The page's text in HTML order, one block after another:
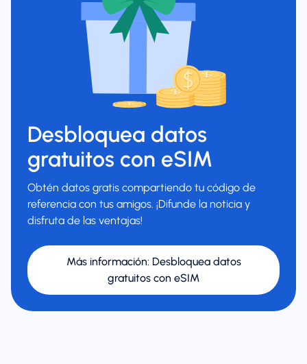
Desbloquea datos
gratuitos con eSIM
Obtén datos gratis compartiendo tu código de
referencia con tus amigos. ¡Difunde la noticia y
disfruta de las ventajas!
Más información: Desbloquea datos
gratuitos con eSIM